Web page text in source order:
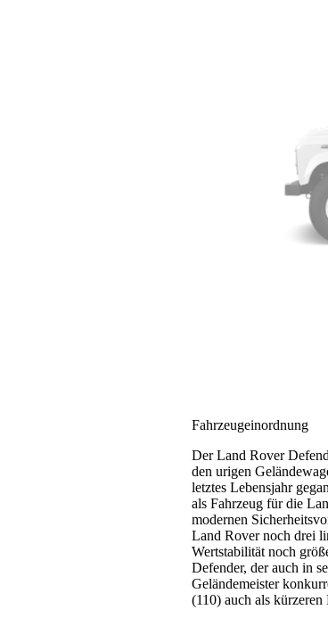
Fahrzeugeinordnung
Der Land Rover
den urigen
letztes Lebensjahr
als Fahrzeug für die
modernen
Land Rover noch drei
Wertstabilität noch
Defender, der auch in
Geländemeister
(110) auch als